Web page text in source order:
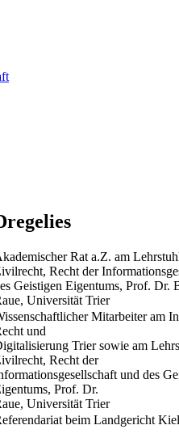
Rat a.Z. am
Recht der
Geistigen Eigentums, Prof. Dr.
Universität Trier
Mitarbeiter am
und
Trier sowie am
Recht der
und des
Prof. Dr.
Universität Trier
beim Landgericht Kiel